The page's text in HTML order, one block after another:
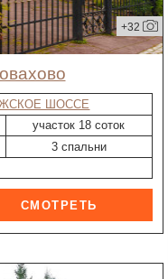
+32
ШОССЕ
участок 18 соток
3 спальни